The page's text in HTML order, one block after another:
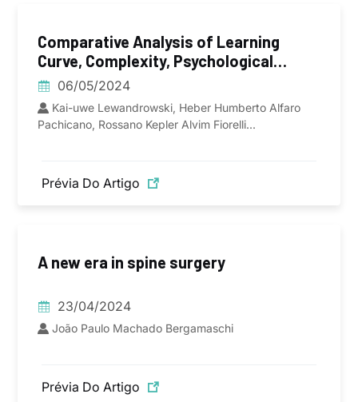
Comparative Analysis of Learning
Curve, Complexity, Psychological
Stress, and Work Relative Value Units
for CPT 62380 Endoscopic Lumbar
Spinal Decompression vs Traditional
Lumbar Spine Surgeries: A Paired
06/05/2024
Kai-uwe Lewandrowski, Heber Humberto Alfaro
Pachicano, Rossano Kepler Alvim Fiorelli...
Prévia Do Artigo
A new era in spine surgery
23/04/2024
João Paulo Machado Bergamaschi
Prévia Do Artigo